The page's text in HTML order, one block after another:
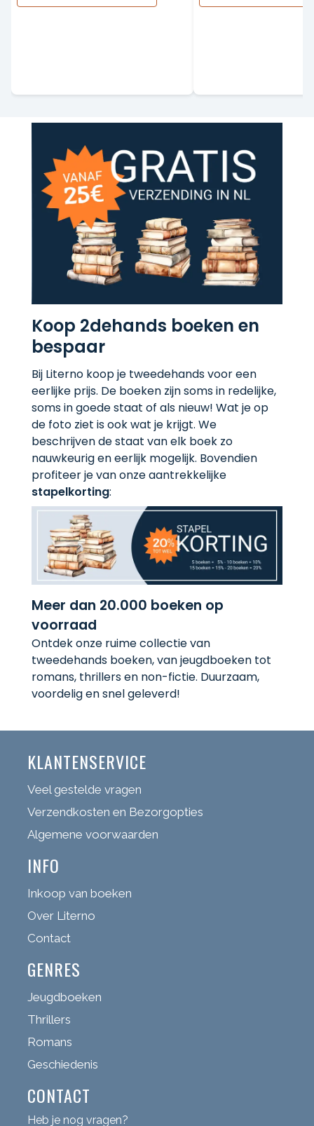
Koop 2dehands boeken en
bespaar
Bij Literno koop je tweedehands voor een
eerlijke prijs. De boeken zijn soms in redelijke,
soms in goede staat of als nieuw! Wat je op
de foto ziet is ook wat je krijgt. We
beschrijven de staat van elk boek zo
nauwkeurig en eerlijk mogelijk. Bovendien
profiteer je van onze aantrekkelijke
stapelkorting:
Meer dan 20.000 boeken op
voorraad
Ontdek onze ruime collectie van
tweedehands boeken, van jeugdboeken tot
romans, thrillers en non-fictie. Duurzaam,
voordelig en snel geleverd!
KLANTENSERVICE
Veel gestelde vragen
Verzendkosten en Bezorgopties
Algemene voorwaarden
INFO
Inkoop van boeken
Over Literno
Contact
GENRES
Jeugdboeken
Thrillers
Romans
Geschiedenis
CONTACT
Heb je nog vragen?